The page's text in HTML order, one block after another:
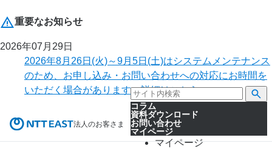
重要なお知らせ
2026年07月29日
2026年8月26日(火)～9月5日(土)はシステムメンテナンス
のため、お申し込み・お問い合わせへの対応にお時間を
いただく場合があります。詳細はこちら。
法人のお客さま
コラム
資料ダウンロード
お問い合わせ
マイページ
マイページ